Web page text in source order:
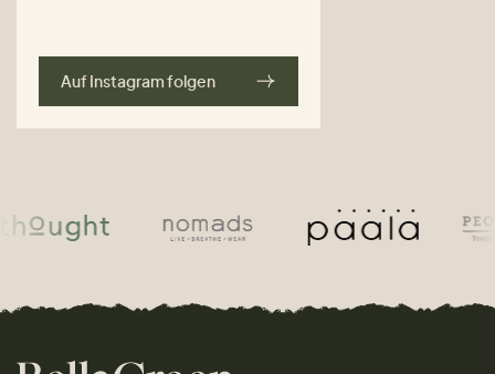
Auf Instagram folgen